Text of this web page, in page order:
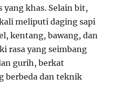
yang khas. Selain bit,
meliputi daging sapi
kentang, bawang, dan
rasa yang seimbang
gurih, berkat
berbeda dan teknik